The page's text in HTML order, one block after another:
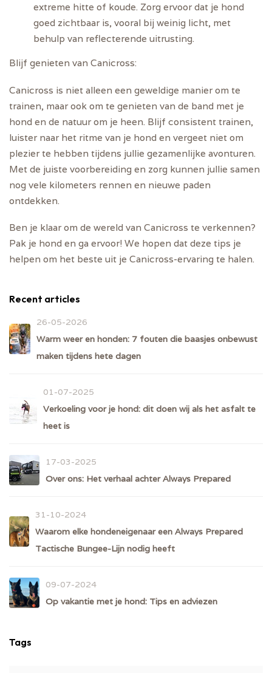
extreme hitte of koude. Zorg ervoor dat je hond
goed zichtbaar is, vooral bij weinig licht, met
behulp van reflecterende uitrusting.
Blijf genieten van Canicross:
Canicross is niet alleen een geweldige manier om te
trainen, maar ook om te genieten van de band met je
hond en de natuur om je heen. Blijf consistent trainen,
luister naar het ritme van je hond en vergeet niet om
plezier te hebben tijdens jullie gezamenlijke avonturen.
Met de juiste voorbereiding en zorg kunnen jullie samen
nog vele kilometers rennen en nieuwe paden
ontdekken.
Ben je klaar om de wereld van Canicross te verkennen?
Pak je hond en ga ervoor! We hopen dat deze tips je
helpen om het beste uit je Canicross-ervaring te halen.
Recent articles
26-05-2026
Warm weer en honden: 7 fouten die baasjes onbewust
maken tijdens hete dagen
01-07-2025
Verkoeling voor je hond: dit doen wij als het asfalt te
heet is
17-03-2025
Over ons: Het verhaal achter Always Prepared
31-10-2024
Waarom elke hondeneigenaar een Always Prepared
Tactische Bungee-Lijn nodig heeft
09-07-2024
Op vakantie met je hond: Tips en adviezen
Tags